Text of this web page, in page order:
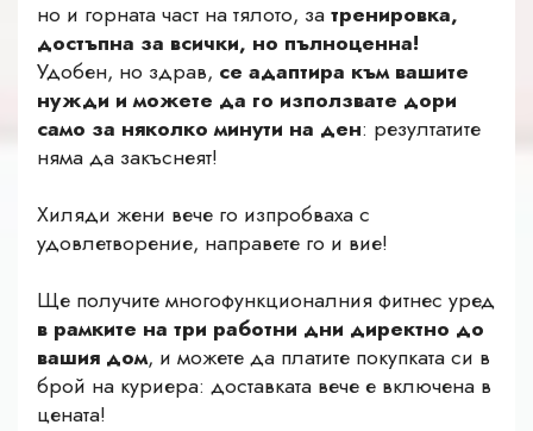
но и горната част на тялото, затренировка,
достъпна за всички, но пълноценна!
Удобен, но здрав, се адаптира към вашите
нужди и можете да го използвате дори
само за няколко минути на ден: резултатите
няма да закъснеят!
Хиляди жени вече го изпробваха с
удовлетворение, направете го и вие!
Ще получите многофункционалния фитнес уред
в рамките на три работни дни директно до
вашия дом, и можете да платите покупката си в
брой на куриера: доставката вече е включена в
цената!